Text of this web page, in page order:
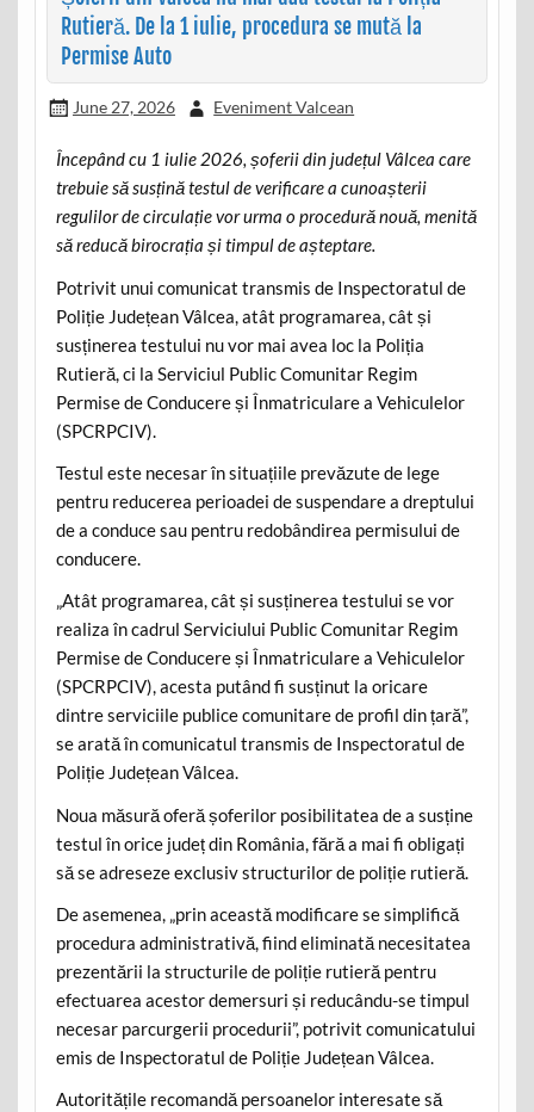
Rutieră. De la 1 iulie, procedura se mută la
Permise Auto
June 27, 2026 Eveniment Valcean
Începând cu 1 iulie 2026, șoferii din județul Vâlcea care
trebuie să susțină testul de verificare a cunoașterii
regulilor de circulație vor urma o procedură nouă, menită
să reducă birocrația și timpul de așteptare.
Potrivit unui comunicat transmis de Inspectoratul de
Poliție Județean Vâlcea, atât programarea, cât și
susținerea testului nu vor mai avea loc la Poliția
Rutieră, ci la Serviciul Public Comunitar Regim
Permise de Conducere și Înmatriculare a Vehiculelor
(SPCRPCIV).
Testul este necesar în situațiile prevăzute de lege
pentru reducerea perioadei de suspendare a dreptului
de a conduce sau pentru redobândirea permisului de
conducere.
„Atât programarea, cât și susținerea testului se vor
realiza în cadrul Serviciului Public Comunitar Regim
Permise de Conducere și Înmatriculare a Vehiculelor
(SPCRPCIV), acesta putând fi susținut la oricare
dintre serviciile publice comunitare de profil din țară”,
se arată în comunicatul transmis de Inspectoratul de
Poliție Județean Vâlcea.
Noua măsură oferă șoferilor posibilitatea de a susține
testul în orice județ din România, fără a mai fi obligați
să se adreseze exclusiv structurilor de poliție rutieră.
De asemenea, „prin această modificare se simplifică
procedura administrativă, fiind eliminată necesitatea
prezentării la structurile de poliție rutieră pentru
efectuarea acestor demersuri și reducându-se timpul
necesar parcurgerii procedurii”, potrivit comunicatului
emis de Inspectoratul de Poliție Județean Vâlcea.
Autoritățile recomandă persoanelor interesate să